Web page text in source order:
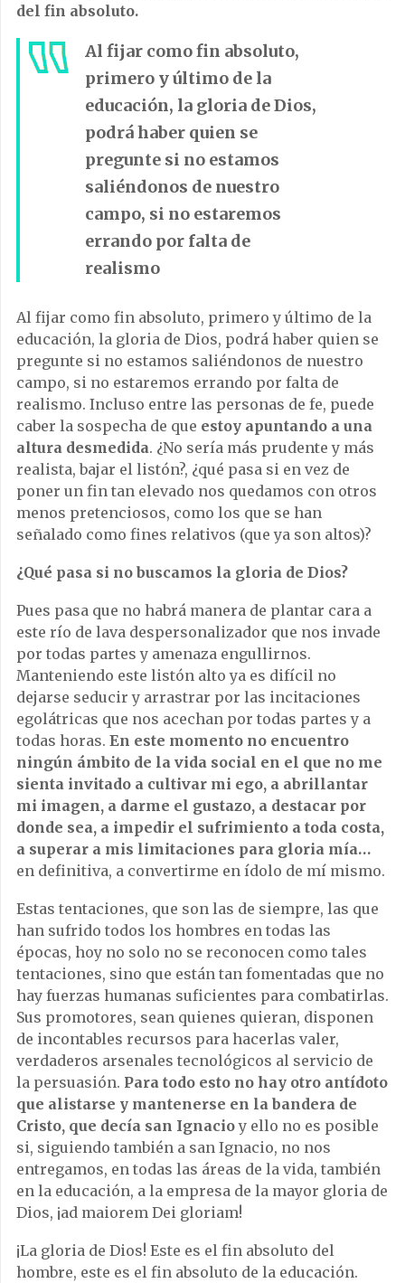
del fin absoluto.
Al fijar como fin absoluto,
primero y último de la
educación, la gloria de Dios,
podrá haber quien se
pregunte si no estamos
saliéndonos de nuestro
campo, si no estaremos
errando por falta de
realismo
Al fijar como fin absoluto, primero y último de la
educación, la gloria de Dios, podrá haber quien se
pregunte si no estamos saliéndonos de nuestro
campo, si no estaremos errando por falta de
realismo. Incluso entre las personas de fe, puede
caber la sospecha de que estoy apuntando a una
altura desmedida. ¿No sería más prudente y más
realista, bajar el listón?, ¿qué pasa si en vez de
poner un fin tan elevado nos quedamos con otros
menos pretenciosos, como los que se han
señalado como fines relativos (que ya son altos)?
¿Qué pasa si no buscamos la gloria de Dios?
Pues pasa que no habrá manera de plantar cara a
este río de lava despersonalizador que nos invade
por todas partes y amenaza engullirnos.
Manteniendo este listón alto ya es difícil no
dejarse seducir y arrastrar por las incitaciones
egolátricas que nos acechan por todas partes y a
todas horas. En este momento no encuentro
ningún ámbito de la vida social en el que no me
sienta invitado a cultivar mi ego, a abrillantar
mi imagen, a darme el gustazo, a destacar por
donde sea, a impedir el sufrimiento a toda costa,
a superar a mis limitaciones para gloria mía…
en definitiva, a convertirme en ídolo de mí mismo.
Estas tentaciones, que son las de siempre, las que
han sufrido todos los hombres en todas las
épocas, hoy no solo no se reconocen como tales
tentaciones, sino que están tan fomentadas que no
hay fuerzas humanas suficientes para combatirlas.
Sus promotores, sean quienes quieran, disponen
de incontables recursos para hacerlas valer,
verdaderos arsenales tecnológicos al servicio de
la persuasión. Para todo esto no hay otro antídoto
que alistarse y mantenerse en la bandera de
Cristo, que decía san Ignacioy ello no es posible
si, siguiendo también a san Ignacio, no nos
entregamos, en todas las áreas de la vida, también
en la educación, a la empresa de la mayor gloria de
Dios, ¡ad maiorem Dei gloriam!
¡La gloria de Dios! Este es el fin absoluto del
hombre, este es el fin absoluto de la educación.